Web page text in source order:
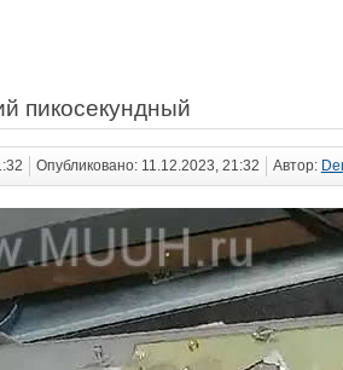
пикосекундный
Опубликовано: 11.12.2023, 21:32 Автор: